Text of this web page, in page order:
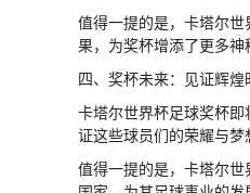
值得一提的是，卡塔尔
果，为奖杯增添了更多神
四、奖杯未来：见证辉煌
卡塔尔世界杯足球奖杯
证这些球员们的荣耀与梦
值得一提的是，卡塔尔